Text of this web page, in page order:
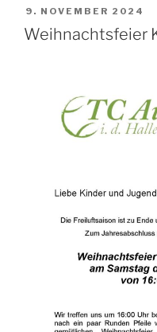
VERÖFFENTLICHT
AM
9. NOVEMBER 2024
Weihnachtsfeier